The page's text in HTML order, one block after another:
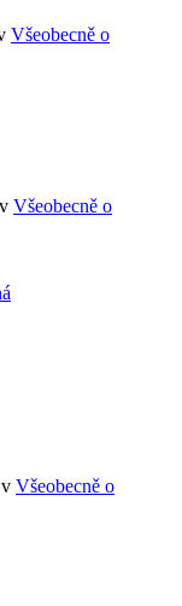
Všeobecně o
Všeobecně o
Všeobecně o